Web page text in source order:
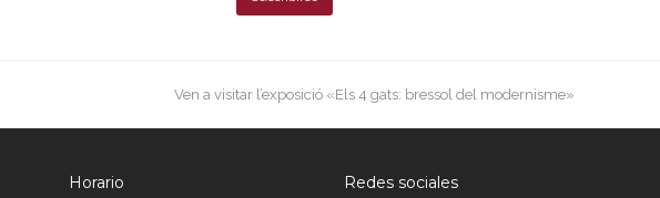
next
Ven a visitar l’exposició «Els 4 gats: bressol del modernisme»
Horario Redes sociales